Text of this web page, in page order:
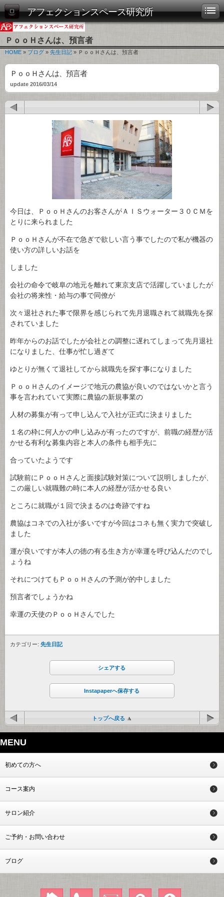
アフェクションスペース研究所
ＰｏｏＨさんは、預言者
HOME » ブログ » 先生日記 » ＰｏｏＨさんは、預言者
ＰｏｏＨさんは、預言者
update 2016/03/14
今日は、ＰｏｏＨさんのお客さんがＡＩＳウォーター３０ＣＭを
とりに来られました
ＰｏｏＨさんが不在で急ぎで欲しい言う事でしたので私が機器の
使い方の詳しいお話を
しました
会社の命令で岐阜の地元を離れて東京支店で活躍していましたが
会社の将来性・給与の事で同僚が
次々退社された事で限界を感じられて先月退職されて就職先を探
されていました
昨年からのお話でしたが会社との調整に遅れてしまって先月退社
になりました、仕事が忙し過ぎて
ゆとりが無くて退社してから就職先を探す事になりました
ＰｏｏＨさんのイメージで地元の農協が良いのではないかと言う
事を言われていて実際に農協の新規事業の
人材の募集が有って申し込んで入社が正式に決まりました
１名の枠に何人かの申し込みが有ったのですが、前職の経歴が活
かせる有利な募集内容と本人の条件も相手先に
合っていたようです
試験前にＰｏｏＨさんと面接試験対策について説明しましたが、
この厳しい就職難の時に本人の経歴が活かせる良い
ところに就職が１回で決まるのは奇跡ですね
農協はコネでの入社が多いですが今回はコネも無く実力で突破し
ました
運が良いですが本人の徳の有る生き方が幸運を呼び込んだのでし
ょうね
それにつけてもＰｏｏＨさんの予測が的中しました
預言者でしょうかね
幸運の天使のＰｏｏＨさんでした
カテゴリー: 先生日記
シェアする
Instapaperへ保存する
トップへ戻る
MENU
初めての方へ
コース案内
サロン紹介
ご予約・お問い合わせ
ブログ